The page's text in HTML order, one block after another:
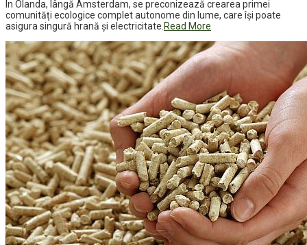
În Olanda, lângă Amsterdam, se preconizează crearea primei
comunități ecologice complet autonome din lume, care își poate
asigura singură hrană și electricitate. Read More